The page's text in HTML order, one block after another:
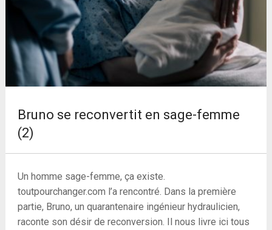
Bruno se reconvertit en sage-femme
(2)
Un homme sage-femme, ça existe.
toutpourchanger.com l’a rencontré. Dans la première
partie, Bruno, un quarantenaire ingénieur hydraulicien,
raconte son désir de reconversion. Il nous livre ici tous